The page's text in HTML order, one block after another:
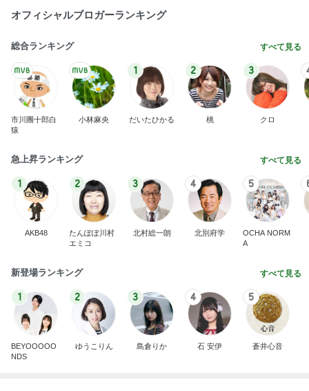
オフィシャルブロガーランキング
総合ランキング すべて見る
市川團十郎白
猿
小林麻央
1
だいたひかる
2
桃
3
クロ
急上昇ランキング すべて見る
1
AKB48
2
たんぽぽ川村
エミコ
3
北村総一朗
4
北別府学
5
OCHA NORM
A
新登場ランキング すべて見る
1
BEYOOOOO
NDS
2
ゆうこりん
3
島倉りか
4
石 安伊
5
蒼井心音